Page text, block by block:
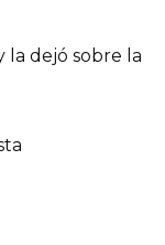
la dejó sobre la